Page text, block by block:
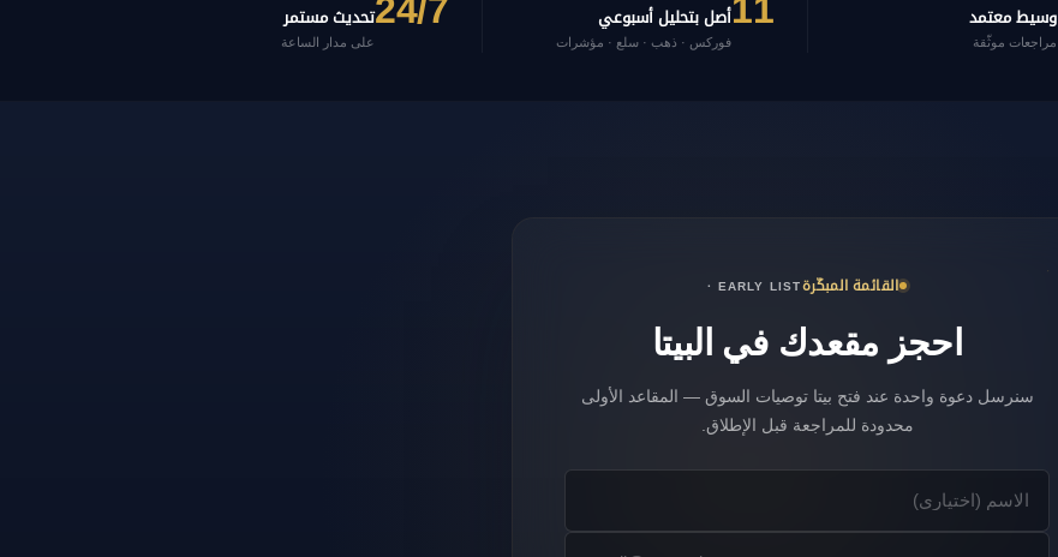
وسيط معتمد
مراجعات موثّقة
11 أصل بتحليل أسبوعي
فوركس · ذهب · سلع · مؤشرات
24/7تحديث مستمر
على مدار الساعة
القائمة المبكّرة· EARLY LIST
احجز مقعدك في البيتا
سنرسل دعوة واحدة عند فتح بيتا توصيات السوق — المقاعد الأولى
محدودة للمراجعة قبل الإطلاق.